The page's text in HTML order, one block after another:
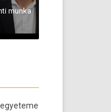
munka